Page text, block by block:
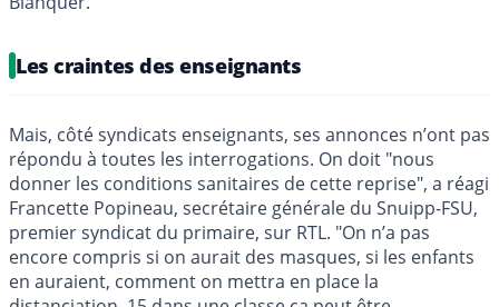
Les craintes des enseignants
Mais, côté syndicats enseignants, ses annonces n’ont pas
répondu à toutes les interrogations. On doit "nous
donner les conditions sanitaires de cette reprise", a réagi
Francette Popineau, secrétaire générale du Snuipp-FSU,
premier syndicat du primaire, sur RTL. "On n’a pas
encore compris si on aurait des masques, si les enfants
en auraient, comment on mettra en place la